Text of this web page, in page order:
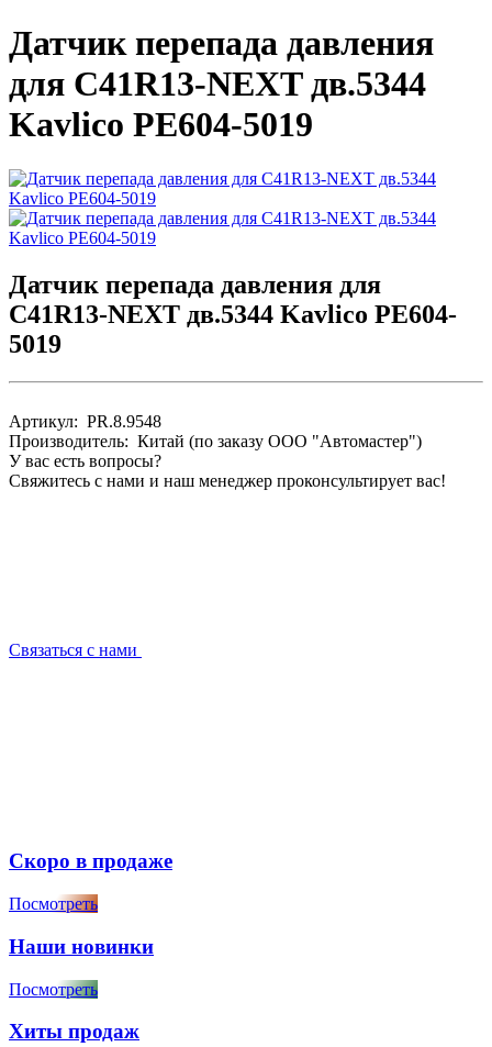
Датчик перепада давления
для C41R13-NEXT дв.5344
Kavlico РЕ604-5019
Датчик перепада давления для
C41R13-NEXT дв.5344 Kavlico РЕ604-
5019
Артикул: PR.8.9548
Производитель: Китай (по заказу ООО "Автомастер")
У вас есть вопросы?
Свяжитесь с нами и наш менеджер проконсультирует вас!
Связаться с нами
Скоро в продаже
Посмотреть
Наши новинки
Посмотреть
Хиты продаж